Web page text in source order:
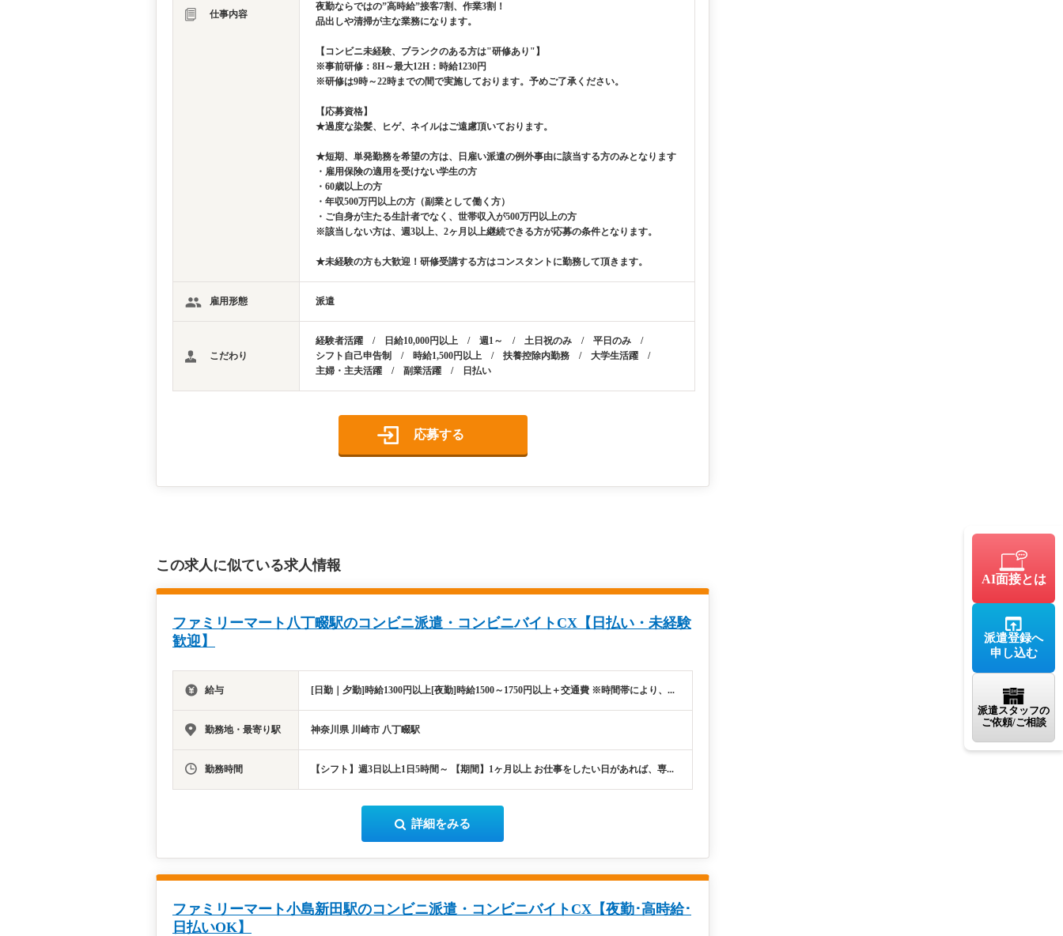
AI面接とは
派遣登録へ
申し込む
派遣スタッフの
ご依頼/ご相談
仕事内容
夜勤ならではの”高時給”接客7割、作業3割！
品出しや清掃が主な業務になります。
【コンビニ未経験、ブランクのある方は"研修あり"】
※事前研修：8H～最大12H：時給1230円
※研修は9時～22時までの間で実施しております。予めご了承ください。
【応募資格】
★過度な染髪、ヒゲ、ネイルはご遠慮頂いております。
★短期、単発勤務を希望の方は、日雇い派遣の例外事由に該当する方のみとなります
・雇用保険の適用を受けない学生の方
・60歳以上の方
・年収500万円以上の方（副業として働く方）
・ご自身が主たる生計者でなく、世帯収入が500万円以上の方
※該当しない方は、週3以上、2ヶ月以上継続できる方が応募の条件となります。
★未経験の方も大歓迎！研修受講する方はコンスタントに勤務して頂きます。
雇用形態 派遣
こだわり
経験者活躍 / 日給10,000円以上 / 週1～ / 土日祝のみ / 平日のみ /
シフト自己申告制 / 時給1,500円以上 / 扶養控除内勤務 / 大学生活躍 /
主婦・主夫活躍 / 副業活躍 / 日払い
応募する
この求人に似ている求人情報
ファミリーマート八丁畷駅のコンビニ派遣・コンビニバイトCX【日払い・未経験
歓迎】
給与 [日勤｜夕勤]時給1300円以上[夜勤]時給1500～1750円以上＋交通費 ※時間帯により、...
勤務地・最寄り駅 神奈川県 川崎市 八丁畷駅
勤務時間 【シフト】週3日以上1日5時間～ 【期間】1ヶ月以上 お仕事をしたい日があれば、専...
詳細をみる
ファミリーマート小島新田駅のコンビニ派遣・コンビニバイトCX【夜勤･高時給･
日払いOK】